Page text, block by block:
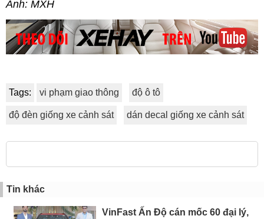
Ảnh: MXH
Tags: vi phạm giao thông độ ô tô
độ đèn giống xe cảnh sát dán decal giống xe cảnh sát
Tin khác
VinFast Ấn Độ cán mốc 60 đại lý,